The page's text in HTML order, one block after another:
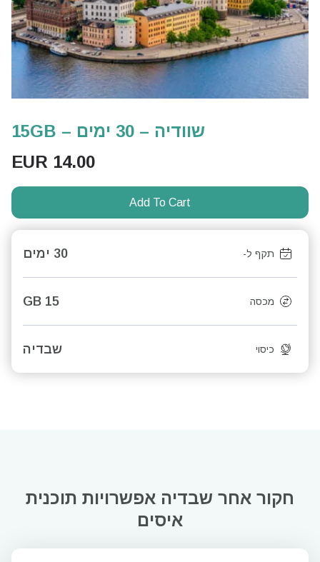
שוודיה – 30 ימים – 15GB
EUR 14.00
Add To Cart
תקף ל- 30 ימים
מכסה 15 GB
כיסוי שבדיה
חקור אחר שבדיה אפשרויות תוכנית
איסים